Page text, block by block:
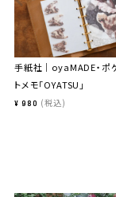
手紙社｜oyaMADE・ポ
トメモ「OYATSU」
¥ 980 税込